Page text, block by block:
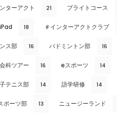
ターアクト 21 ブライトコース
18 ＃インターアクトクラブ
ス部 16 バドミントン部 16
科ツアー 16 eスポーツ 14
テニス部 14 語学研修 14
ポーツ部 13 ニュージーランド